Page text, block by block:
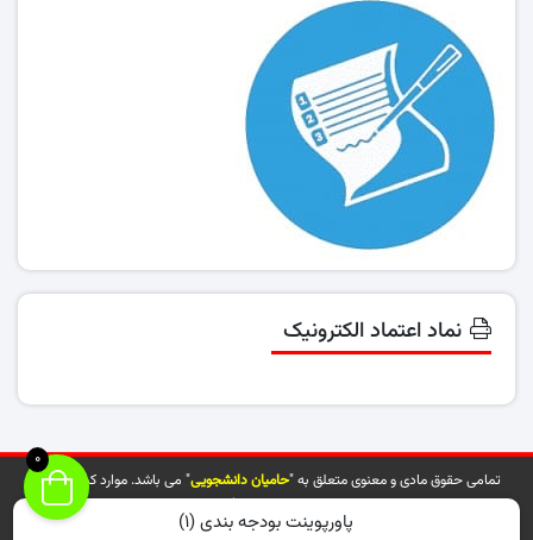
نماد اعتماد الکترونیک
تمامی حقوق مادی و معنوی متعلق به "حامیان دانشجویی" می باشد. موارد کپی شده از
0
پاورپوینت بودجه بندی (۱)